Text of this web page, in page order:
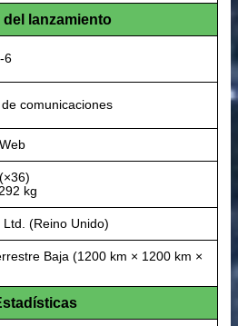
del lanzamiento
6
comunicaciones
kg
Ltd. (Reino Unido)
Baja (1200 km × 1200 km ×